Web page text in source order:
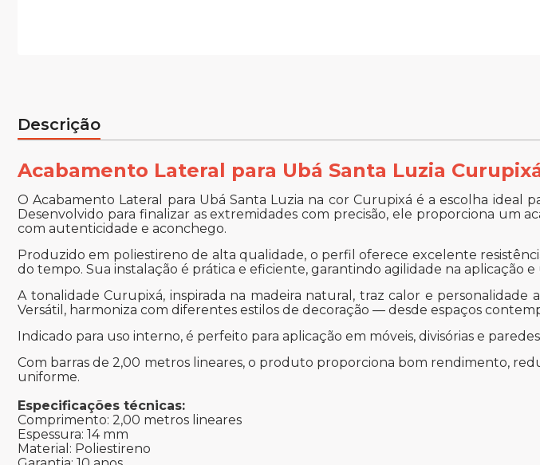
Descrição
Acabamento Lateral para Ubá Santa Luzia
O Acabamento Lateral para Ubá Santa Luzia na cor Curupixá é a escolha
Desenvolvido para finalizar as extremidades com precisão, ele proporciona
com autenticidade e aconchego.
Produzido em poliestireno de alta qualidade, o perfil oferece excelente
do tempo. Sua instalação é prática e eficiente, garantindo agilidade na aplicação
A tonalidade Curupixá, inspirada na madeira natural, traz calor e
Versátil, harmoniza com diferentes estilos de decoração — desde espaços
Indicado para uso interno, é perfeito para aplicação em móveis, divisórias e
Com barras de 2,00 metros lineares, o produto proporciona bom rendimento,
uniforme.
Especificações técnicas:
Comprimento: 2,00 metros lineares
Espessura: 14 mm
Material: Poliestireno